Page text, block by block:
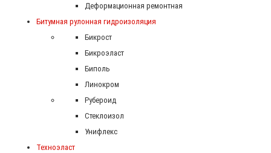
Деформационная ремонтная
Битумная рулонная гидроизоляция
Бикрост
Бикроэласт
Биполь
Линокром
Рубероид
Стеклоизол
Унифлекс
Техноэласт